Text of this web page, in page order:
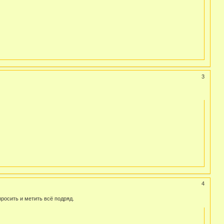
3
4
и метить всё подряд.